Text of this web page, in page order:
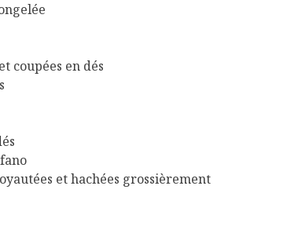
coupées en dés
et hachées grossièrement